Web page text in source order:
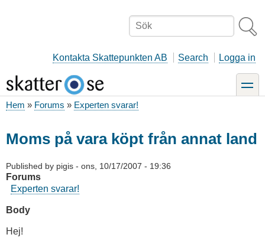
Sök
Kontakta Skattepunkten AB Search Logga in
toggle
Hem Forums Experten svarar!
Moms på vara köpt från annat land
Published by pigis - ons, 10/17/2007 - 19:36
Forums
Experten svarar!
Body
Hej!